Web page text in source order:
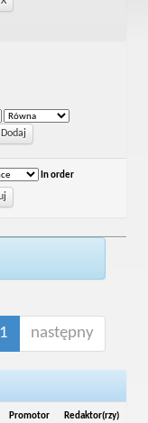
In order
1 następny
Promotor Redaktor(rzy)